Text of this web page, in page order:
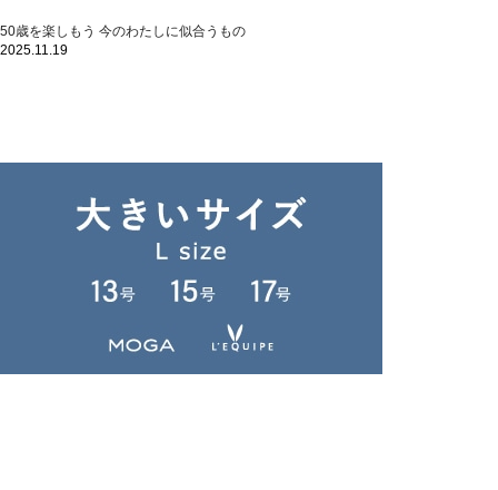
50歳を楽しもう 今のわたしに似合うもの
2025.11.19